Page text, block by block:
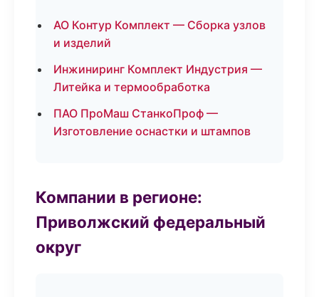
АО Контур Комплект — Сборка узлов
и изделий
Инжиниринг Комплект Индустрия —
Литейка и термообработка
ПАО ПроМаш СтанкоПроф —
Изготовление оснастки и штампов
Компании в регионе:
Приволжский федеральный
округ